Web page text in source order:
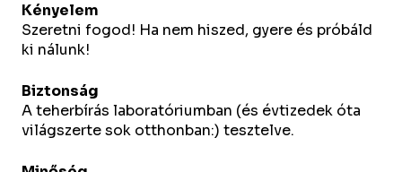
Kényelem
Szeretni fogod! Ha nem hiszed, gyere és próbáld
ki nálunk!
Biztonság
A teherbírás laboratóriumban (és évtizedek óta
világszerte sok otthonban:) tesztelve.